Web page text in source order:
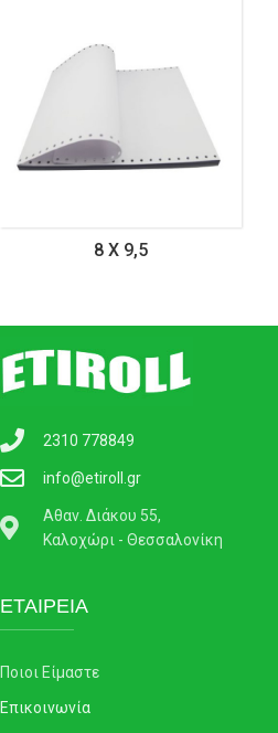
8 Χ 9,5
2310 778849
info@etiroll.gr
Αθαν. Διάκου 55,
Καλοχώρι - Θεσσαλονίκη
ΕΤΑΙΡΕΙΑ
Ποιοι Είμαστε
Επικοινωνία